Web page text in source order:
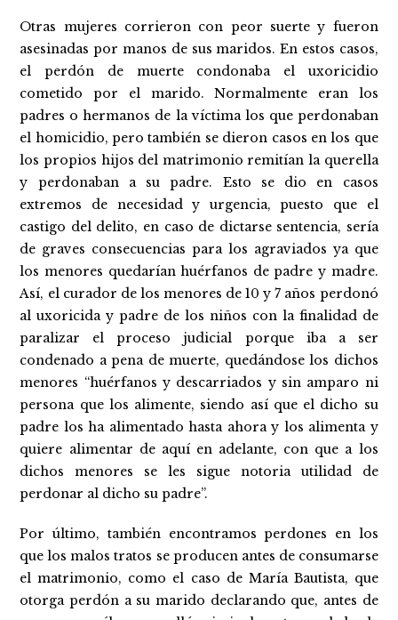
Otras mujeres corrieron con peor suerte y fueron
asesinadas por manos de sus maridos. En estos casos,
el perdón de muerte condonaba el uxoricidio
cometido por el marido. Normalmente eran los
padres o hermanos de la víctima los que perdonaban
el homicidio, pero también se dieron casos en los que
los propios hijos del matrimonio remitían la querella
y perdonaban a su padre. Esto se dio en casos
extremos de necesidad y urgencia, puesto que el
castigo del delito, en caso de dictarse sentencia, sería
de graves consecuencias para los agraviados ya que
los menores quedarían huérfanos de padre y madre.
Así, el curador de los menores de 10 y 7 años perdonó
al uxoricida y padre de los niños con la finalidad de
paralizar el proceso judicial porque iba a ser
condenado a pena de muerte, quedándose los dichos
menores “huérfanos y descarriados y sin amparo ni
persona que los alimente, siendo así que el dicho su
padre los ha alimentado hasta ahora y los alimenta y
quiere alimentar de aquí en adelante, con que a los
dichos menores se les sigue notoria utilidad de
perdonar al dicho su padre”.
Por último, también encontramos perdones en los
que los malos tratos se producen antes de consumarse
el matrimonio, como el caso de María Bautista, que
otorga perdón a su marido declarando que, antes de